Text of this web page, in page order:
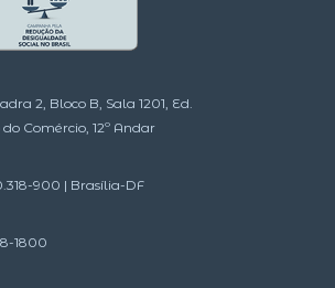
2, Bloco B, Sala 1201, Ed.
Comércio, 12º Andar
900 | Brasília-DF
1800